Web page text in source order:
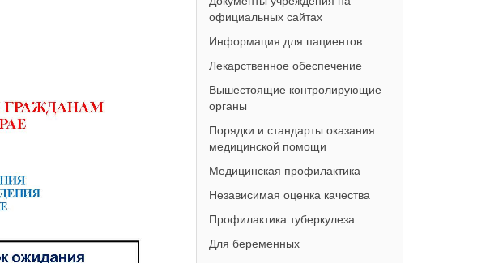
официальных сайтах
Информация для пациентов
Лекарственное обеспечение
Вышестоящие контролирующие
органы
Порядки и стандарты оказания
медицинской помощи
Медицинская профилактика
Независимая оценка качества
Профилактика туберкулеза
Для беременных